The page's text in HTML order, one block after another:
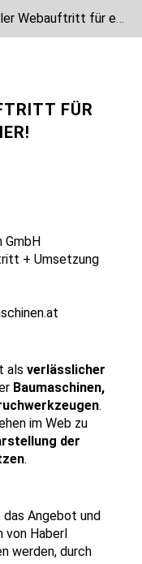
für einen starken Partner!
FÜR
GmbH
+ Umsetzung
als verlässlicher
Baumaschinen,
.
im Web zu
der
.
das Angebot und
von Haberl
werden, durch